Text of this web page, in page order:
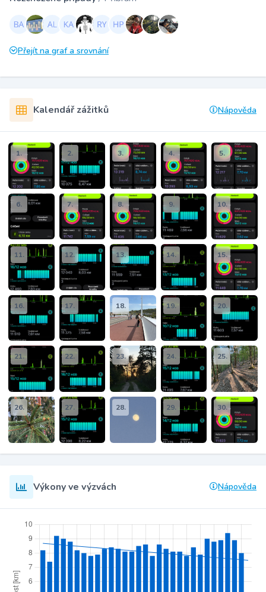
Přejít na graf a srovnání
Kalendář zážitků Nápověda
1. 2. 3. 4. 5.
6. 7. 8. 9. 10.
11. 12. 13. 14. 15.
16. 17. 18. 19. 20.
21. 22. 23. 24. 25.
26. 27. 28. 29. 30.
Výkony ve výzvách Nápověda